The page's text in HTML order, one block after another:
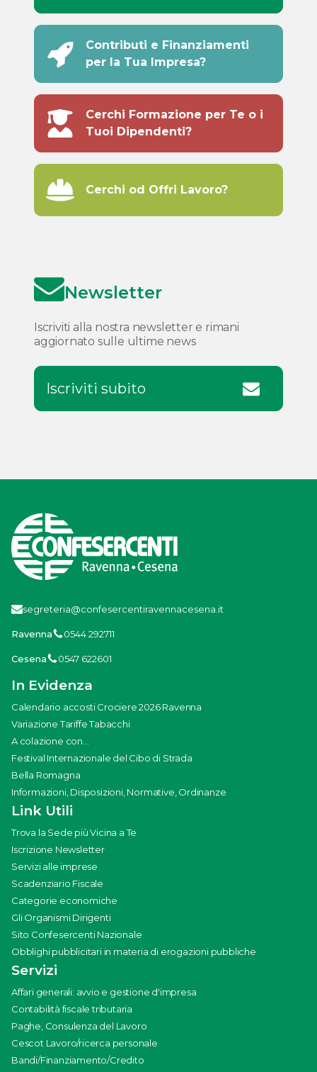
Contributi e Finanziamenti
per la Tua Impresa?
Cerchi Formazione per Te o i
Tuoi Dipendenti?
Cerchi od Offri Lavoro?
Newsletter
Iscriviti alla nostra newsletter e rimani
aggiornato sulle ultime news
Iscriviti subito
segreteria@confesercentiravennacesena.it
Ravenna 0544 292711
Cesena 0547 622601
In Evidenza
Calendario accosti Crociere 2026 Ravenna
Variazione Tariffe Tabacchi
A colazione con...
Festival Internazionale del Cibo di Strada
Bella Romagna
Informazioni, Disposizioni, Normative, Ordinanze
Link Utili
Trova la Sede più Vicina a Te
Iscrizione Newsletter
Servizi alle imprese
Scadenziario Fiscale
Categorie economiche
Gli Organismi Dirigenti
Sito Confesercenti Nazionale
Obblighi pubblicitari in materia di erogazioni pubbliche
Servizi
Affari generali: avvio e gestione d'impresa
Contabilità fiscale tributaria
Paghe, Consulenza del Lavoro
Cescot Lavoro/ricerca personale
Bandi/Finanziamento/Credito